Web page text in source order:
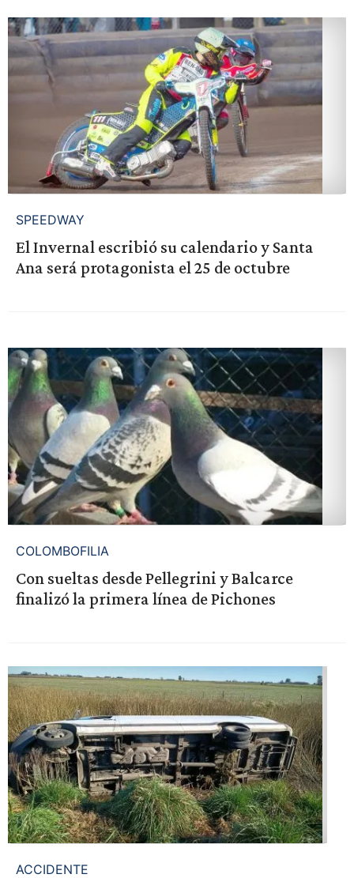
SPEEDWAY
El Invernal escribió su calendario y Santa
Ana será protagonista el 25 de octubre
COLOMBOFILIA
Con sueltas desde Pellegrini y Balcarce
finalizó la primera línea de Pichones
ACCIDENTE